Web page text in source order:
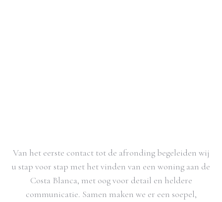
Van het eerste contact tot de afronding begeleiden wij
u stap voor stap met het vinden van een woning aan de
Costa Blanca, met oog voor detail en heldere
communicatie. Samen maken we er een soepel,